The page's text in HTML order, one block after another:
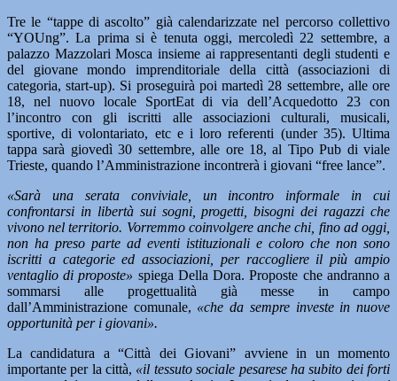
Tre le “tappe di ascolto” già calendarizzate nel percorso collettivo
“YOUng”. La prima si è tenuta oggi, mercoledì 22 settembre, a
palazzo Mazzolari Mosca insieme ai rappresentanti degli studenti e
del giovane mondo imprenditoriale della città (associazioni di
categoria, start-up). Si proseguirà poi martedì 28 settembre, alle ore
18, nel nuovo locale SportEat di via dell’Acquedotto 23 con
l’incontro con gli iscritti alle associazioni culturali, musicali,
sportive, di volontariato, etc e i loro referenti (under 35). Ultima
tappa sarà giovedì 30 settembre, alle ore 18, al Tipo Pub di viale
Trieste, quando l’Amministrazione incontrerà i giovani “free lance”.
«Sarà una serata conviviale, un incontro informale in cui
confrontarsi in libertà sui sogni, progetti, bisogni dei ragazzi che
vivono nel territorio. Vorremmo coinvolgere anche chi, fino ad oggi,
non ha preso parte ad eventi istituzionali e coloro che non sono
iscritti a categorie ed associazioni, per raccogliere il più ampio
ventaglio di proposte» spiega Della Dora. Proposte che andranno a
sommarsi alle progettualità già messe in campo
dall’Amministrazione comunale, «che da sempre investe in nuove
opportunità per i giovani».
La candidatura a “Città dei Giovani” avviene in un momento
importante per la città, «il tessuto sociale pesarese ha subito dei forti